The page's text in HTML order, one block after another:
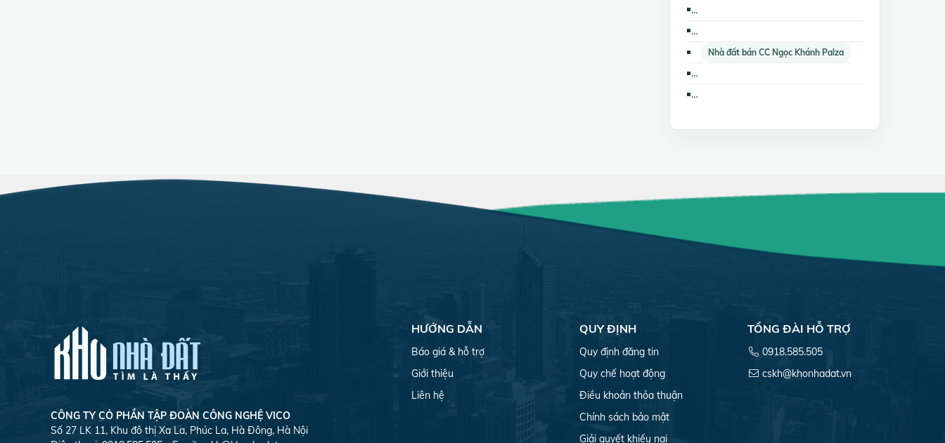
Nhà đất bán CC Ngọc Khánh Palza
CÔNG TY CỎ PHẦN TẬP ĐOÀN CÔNG NGHỆ VICO
Số 27 LK 11, Khu đô thị Xa La, Phúc La, Hà Đông, Hà Nội
HƯỚNG DẪN
Báo giá & hỗ trợ
Giới thiệu
Liên hệ
QUY ĐỊNH
Quy định đăng tin
Quy chế hoạt động
Điều khoản thỏa thuận
Chính sách bảo mật
Giải quyết khiếu nại
TỔNG ĐÀI HỖ TRỢ
0918.585.505
cskh@khonhadat.vn